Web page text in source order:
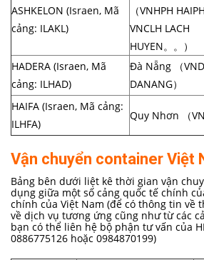
ASHKELON (Israen, Mã
cảng: ILAKL)
（VNHPH
VNCLH LACH
HUYEN。。）
HADERA (Israen, Mã
cảng: ILHAD)
Đà Nẵng （
DANANG）
HAIFA (Israen, Mã cảng:
ILHFA)
Quy Nhơn （
Vận chuyển container Việt
Bảng bên dưới liệt kê thời gian vận
dụng giữa một số cảng quốc tế chính
chính của Việt Nam (để có thông tin về
về dịch vụ tương ứng cũng như từ các
bạn có thể liên hệ bộ phận tư vấn của
0886775126 hoặc 0984870199)